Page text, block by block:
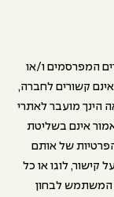
המפרסמים ו/או
קשורים לחברה,
הינך מועבר לאתרי
אינם בשליטת
של אותם
לוגו או כל
המשתמש לבחון